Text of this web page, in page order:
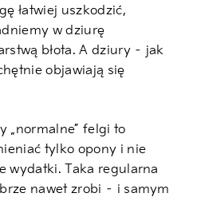
łatwiej uszkodzić,
w dziurę
błota. A dziury – jak
objawiają się
„normalne” felgi to
tylko opony i nie
wydatki. Taka regularna
nawet zrobi – i samym